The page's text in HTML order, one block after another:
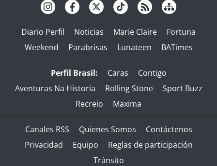
Diario Perfil Noticias Marie Claire
Fortuna
Weekend
Parabrisas Lunateen BATimes
Perfil Brasil: Caras
Contigo
Aventuras Na Historia
Rolling Stone
Sport Buzz
Recreio
Maxima
Canales RSS Quienes Somos
Contáctenos
Privacidad
Equipo
Reglas de participación
Tránsito